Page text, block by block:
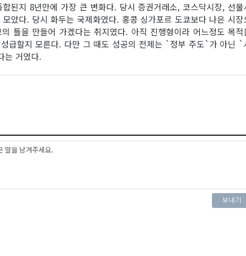
된지 8년만에 가장 큰 변화다. 당시 증권거래소, 코스닥시장, 선물
았다. 당시 화두는 국제화였다. 홍콩 싱가포르 도쿄보다 나은 시장
틀을 만들어 가겠다는 취지였다. 아직 진행형이라 어느정도 목적
급할지 모른다. 다만 그 때도 성공의 전제는 `정부 주도`가 아닌 `
는 거였다.